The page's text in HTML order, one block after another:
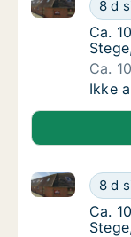
8 d
Ca.
Ca.
Ca.
Ca.
Ikke
Ca.
8 d
Ca. 100 m2
Ca.
Ca.